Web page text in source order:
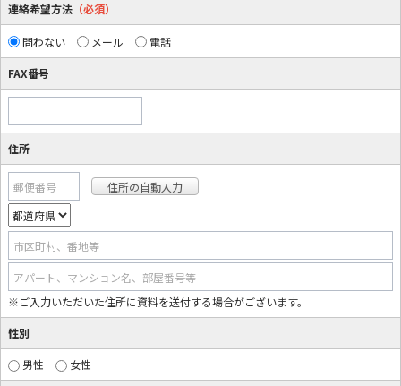
連絡希望方法 （必須）
問わない メール 電話
FAX番号
住所
郵便番号
市区町村、番地等
アパート、マンション名、部屋番号等
※ご入力いただいた住所に資料を送付する場合がございます。
性別
男性 女性